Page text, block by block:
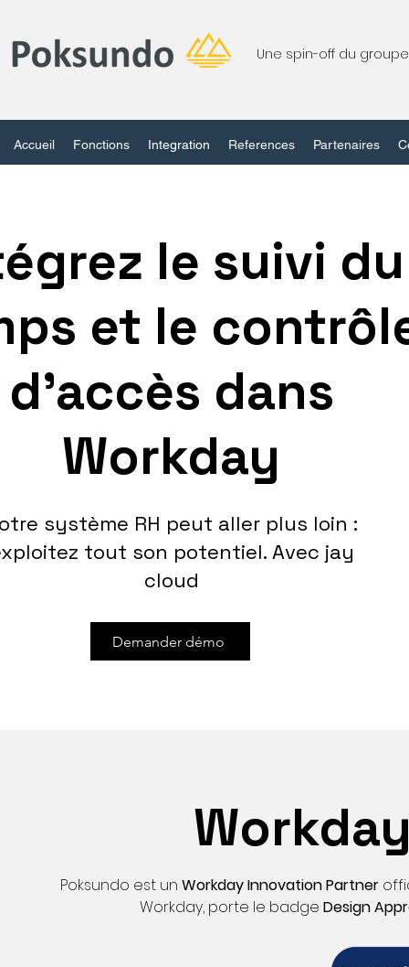
Une spin-off du
Accueil Fonctions Integration References Partenaires
le suivi du
et le
d'accès dans
Workday
système RH peut aller plus loin :
tout son potentiel. Avec jay
cloud
Demander démo
Poksundo est un Workday Innovation Partner
Workday, porte le badge Design